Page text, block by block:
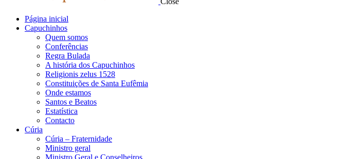
Página inicial
Capuchinhos
Quem somos
Conferências
Regra Bulada
A história dos Capuchinhos
Religionis zelus 1528
Constituições de Santa Eufêmia
Onde estamos
Santos e Beatos
Estatística
Contacto
Cúria
Cúria – Fraternidade
Ministro geral
Ministro Geral e Conselheiros